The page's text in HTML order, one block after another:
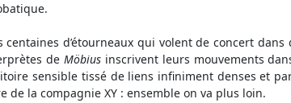
centaines d’étourneaux qui volent de concert
de Möbiusinscrivent leurs mouvements
sensible tissé de liens infiniment denses et
de la compagnie XY : ensemble on va plus loin.